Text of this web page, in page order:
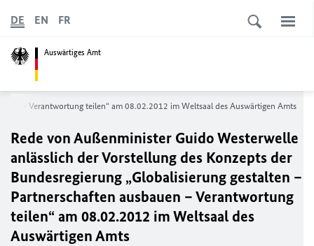
Auswärtiges Amt
DE EN FR
– Verantwortung teilen“ am 08.02.2012 im Weltsaal des Auswärtigen Amts
Rede von Außenminister Guido Westerwelle
anlässlich der Vorstellung des Konzepts der
Bundesregierung „Globalisierung gestalten –
Partnerschaften ausbauen – Verantwortung
teilen“ am 08.02.2012 im Weltsaal des
Auswärtigen Amts